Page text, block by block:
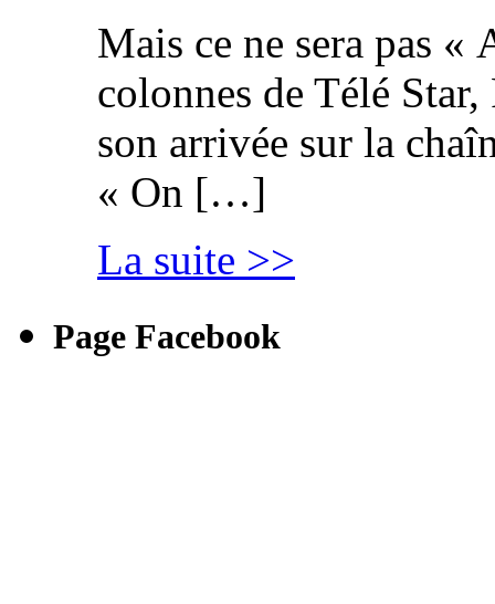
Mais ce ne sera pas «
colonnes de Télé
son arrivée sur la
« On […]
La suite >>
Page Facebook